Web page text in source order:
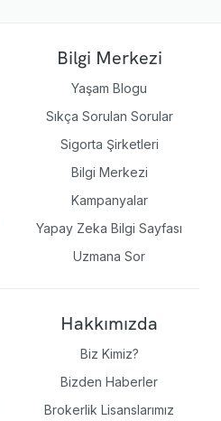
Bilgi Merkezi
Yaşam Blogu
Sıkça Sorulan Sorular
Sigorta Şirketleri
Bilgi Merkezi
Kampanyalar
Yapay Zeka Bilgi Sayfası
Uzmana Sor
Hakkımızda
Biz Kimiz?
Bizden Haberler
Brokerlik Lisanslarımız